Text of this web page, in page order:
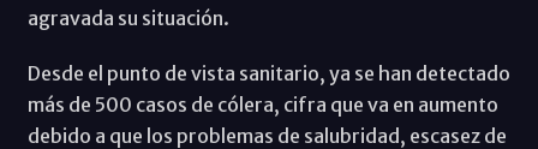
agravada su situación.
Desde el punto de vista sanitario, ya se han detectado
más de 500 casos de cólera, cifra que va en aumento
debido a que los problemas de salubridad, escasez de